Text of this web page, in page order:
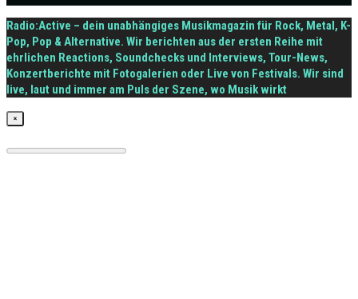
Radio:Active – dein unabhängiges Musikmagazin für Rock, Metal, K-
Pop, Pop & Alternative. Wir berichten aus der ersten Reihe mit
ehrlichen Reactions, Soundchecks und Interviews, Tour-News,
Konzertberichte mit Fotogalerien oder Live von Festivals. Wir sind
live, laut und immer am Puls der Szene, wo Musik wirkt
×